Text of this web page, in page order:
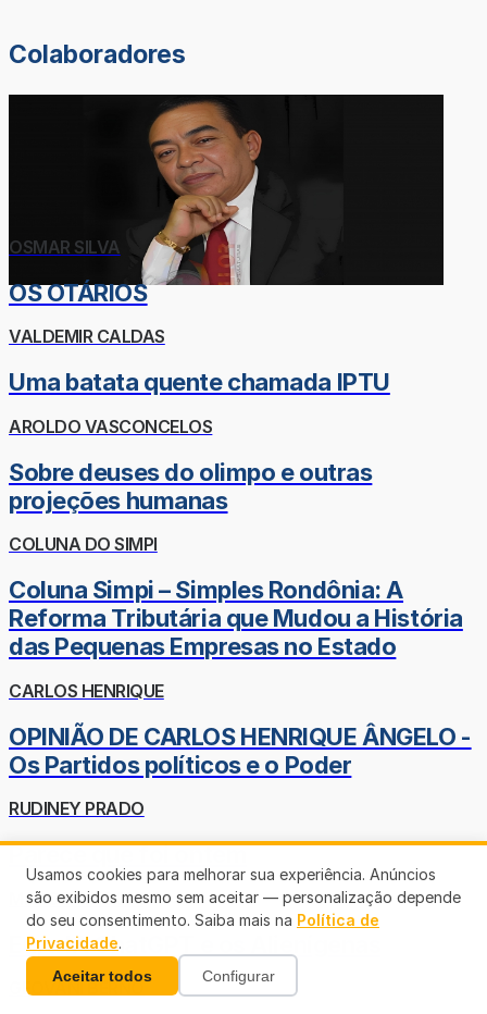
Colaboradores
OSMAR SILVA
OS OTÁRIOS
VALDEMIR CALDAS
Uma batata quente chamada IPTU
AROLDO VASCONCELOS
Sobre deuses do olimpo e outras
projeções humanas
COLUNA DO SIMPI
Coluna Simpi – Simples Rondônia: A
Reforma Tributária que Mudou a História
das Pequenas Empresas no Estado
CARLOS HENRIQUE
OPINIÃO DE CARLOS HENRIQUE ÂNGELO -
Os Partidos políticos e o Poder
RUDINEY PRADO
Parece que foi ontem
MARCO ANCONI
Eu, a IA ChatGPT e os Alienígenas
GEOVANI BERNO
Usamos cookies para melhorar sua experiência. Anúncios
são exibidos mesmo sem aceitar — personalização depende
do seu consentimento. Saiba mais na Política de
Privacidade.
Aceitar todos Configurar